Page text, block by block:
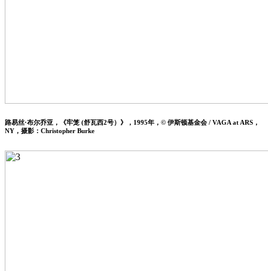
路易丝·布尔乔亚，《牢笼 (舒瓦西2号）》，1995年，© 伊斯顿基金会 / VAGA at ARS，
NY，摄影：Christopher Burke